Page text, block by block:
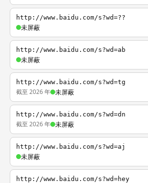
http://www.baidu.com/s?wd=??
未屏蔽
http://www.baidu.com/s?wd=ab
未屏蔽
http://www.baidu.com/s?wd=tg
截至 2026 年 未屏蔽
http://www.baidu.com/s?wd=dn
截至 2026 年 未屏蔽
http://www.baidu.com/s?wd=aj
未屏蔽
http://www.baidu.com/s?wd=hey